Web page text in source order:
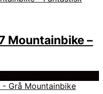
Mountainbike –